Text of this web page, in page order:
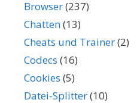
Browser(237)
Chatten(13)
Cheats und Trainer(2)
Codecs (16)
Cookies (5)
Datei-Splitter(10)